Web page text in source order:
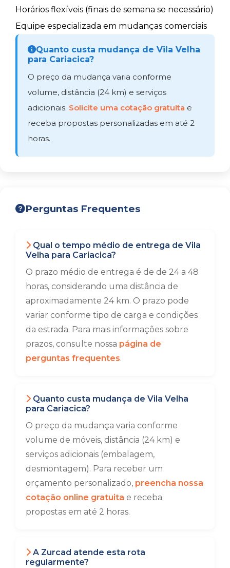
Horários flexíveis (finais de semana se necessário)
Equipe especializada em mudanças comerciais
Quanto custa mudança de Vila Velha
para Cariacica?
O preço da mudança varia conforme
volume, distância (24 km) e serviços
adicionais. Solicite uma cotação gratuita e
receba propostas personalizadas em até 2
horas.
Perguntas Frequentes
Qual o tempo médio de entrega de Vila
Velha para Cariacica?
O prazo médio de entrega é de de 24 a 48
horas, considerando uma distância de
aproximadamente 24 km. O prazo pode
variar conforme tipo de carga e condições
da estrada. Para mais informações sobre
prazos, consulte nossa página de
perguntas frequentes.
Quanto custa mudança de Vila Velha
para Cariacica?
O preço da mudança varia conforme
volume de móveis, distância (24 km) e
serviços adicionais (embalagem,
desmontagem). Para receber um
orçamento personalizado, preencha nossa
cotação online gratuita e receba
propostas em até 2 horas.
A Zurcad atende esta rota
regularmente?